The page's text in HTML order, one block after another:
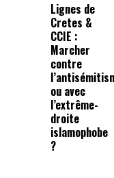
Lignes de
Cretes &
CCIE :
Marcher
contre
ou avec
l’extrême-
droite
islamophobe
?